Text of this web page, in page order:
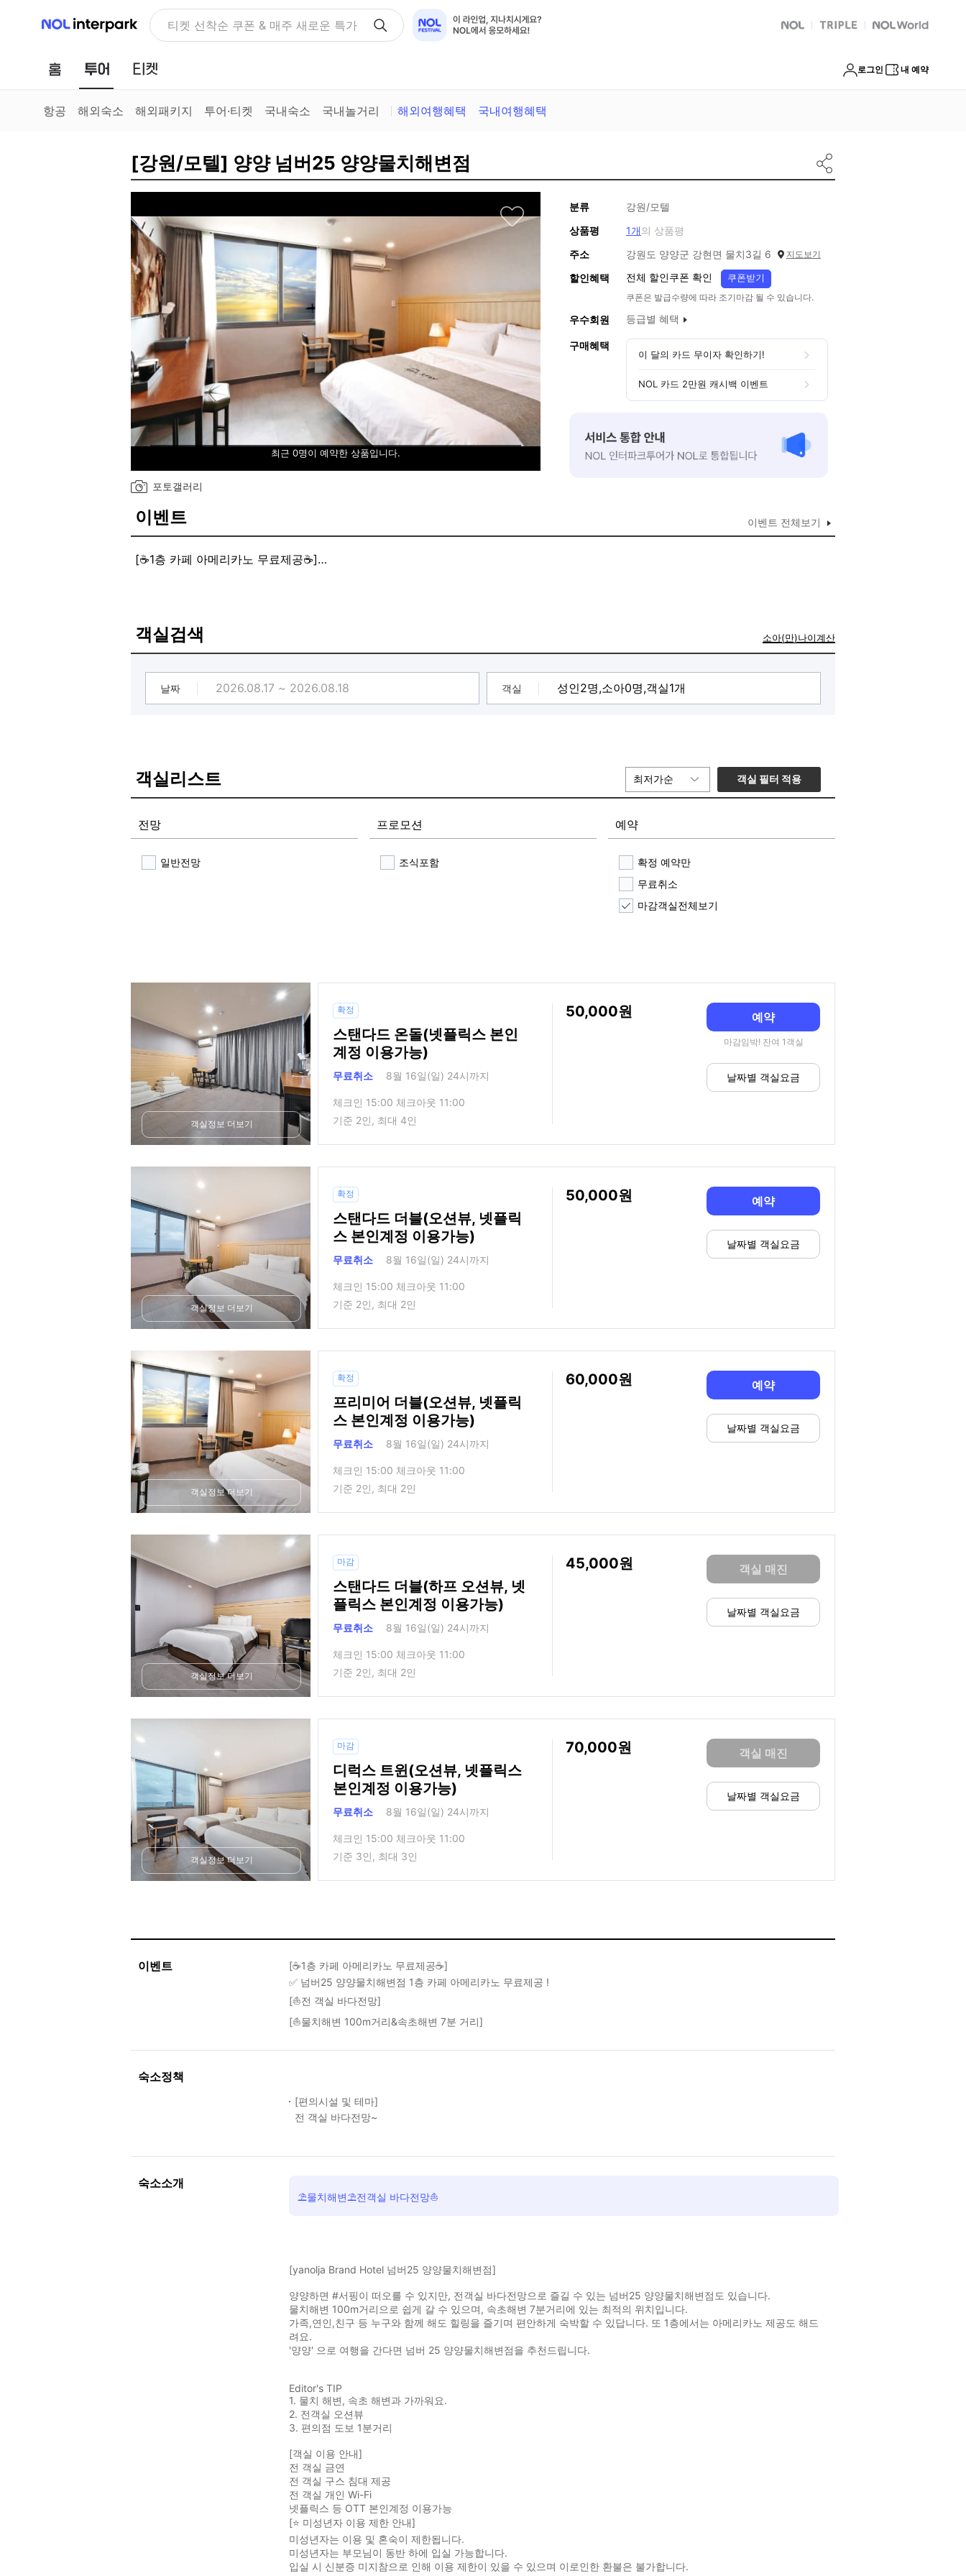
NOL 인터파크 티켓 선착순 쿠폰 & 매주 새로운 특가 NOL 트리플 Global Interpark
홈 투어 로그인 내 예약
항공 해외숙소 해외패키지 투어·티켓 국내숙소 국내놀거리 해외여행혜택 국내여행혜택
[강원/모텔] 양양 넘버25 양양물치해변점
최근 0명이 예약한 상품입니다.
포토갤러리
분류
강원/모텔
상품평
1개의 상품평
주소
강원도 양양군 강현면 물치3길 6 지도보기
할인혜택 전체 할인쿠폰 확인 쿠폰받기
쿠폰은 발급수량에 따라 조기마감 될 수 있습니다.
우수회원 등급별 혜택
구매혜택
이 달의 카드 무이자 확인하기!
NOL 카드 2만원 캐시백 이벤트
이벤트 이벤트 전체보기
[☕1층 카페 아메리카노 무료제공☕]
[⛵물치해변 100m거리&속초해변 7분 거리]
객실검색 소아(만)나이계산
날짜 객실
객실리스트 최저가순 객실 필터 적용
전망
일반전망
프로모션
조식포함
예약
확정 예약만
무료취소
마감객실전체보기
객실정보 더보기
확정
스탠다드 온돌(넷플릭스 본인
계정 이용가능)
무료취소 8월 16일(일) 24시까지
체크인 15:00 체크아웃 11:00
기준 2인, 최대 4인
50,000 예약
마감임박! 잔여 1객실
날짜별 객실요금
객실정보 더보기
확정
스탠다드 더블(오션뷰, 넷플릭
스 본인계정 이용가능)
무료취소 8월 16일(일) 24시까지
체크인 15:00 체크아웃 11:00
기준 2인, 최대 2인
50,000 예약
날짜별 객실요금
객실정보 더보기
확정
프리미어 더블(오션뷰, 넷플릭
스 본인계정 이용가능)
무료취소 8월 16일(일) 24시까지
체크인 15:00 체크아웃 11:00
기준 2인, 최대 2인
60,000 예약
날짜별 객실요금
객실정보 더보기
마감
스탠다드 더블(하프 오션뷰, 넷
플릭스 본인계정 이용가능)
무료취소 8월 16일(일) 24시까지
체크인 15:00 체크아웃 11:00
기준 2인, 최대 2인
45,000 객실 매진
날짜별 객실요금
객실정보 더보기
마감
디럭스 트윈(오션뷰, 넷플릭스
본인계정 이용가능)
무료취소 8월 16일(일) 24시까지
체크인 15:00 체크아웃 11:00
기준 3인, 최대 3인
70,000 객실 매진
날짜별 객실요금
이벤트
[☕1층 카페 아메리카노 무료제공☕]
✅ 넘버25 양양물치해변점 1층 카페 아메리카노 무료제공 !
[⛵전 객실 바다전망]
[⛵물치해변 100m거리&속초해변 7분 거리]
숙소정책
[편의시설 및 테마]
전 객실 바다전망~
숙소소개
⛱️물치해변⛱️전객실 바다전망⛵
[yanolja Brand Hotel 넘버25 양양물치해변점]
양양하면 #서핑이 떠오를 수 있지만, 전객실 바다전망으로 즐길 수 있는 넘버25 양양물치해변점도 있습니다.
물치해변 100m거리으로 쉽게 갈 수 있으며, 속초해변 7분거리에 있는 최적의 위치입니다.
가족,연인,친구 등 누구와 함께 해도 힐링을 즐기며 편안하게 숙박할 수 있답니다. 또 1층에서는 아메리카노 제공도 해드
려요.
'양양' 으로 여행을 간다면 넘버 25 양양물치해변점을 추천드립니다.
Editor's TIP
1. 물치 해변, 속초 해변과 가까워요.
2. 전객실 오션뷰
3. 편의점 도보 1분거리
[객실 이용 안내]
전 객실 금연
전 객실 구스 침대 제공
전 객실 개인 Wi-Fi
넷플릭스 등 OTT 본인계정 이용가능
[⭐ 미성년자 이용 제한 안내]
미성년자는 이용 및 혼숙이 제한됩니다.
미성년자는 부모님이 동반 하에 입실 가능합니다.
입실 시 신분증 미지참으로 인해 이용 제한이 있을 수 있으며 이로인한 환불은 불가합니다.